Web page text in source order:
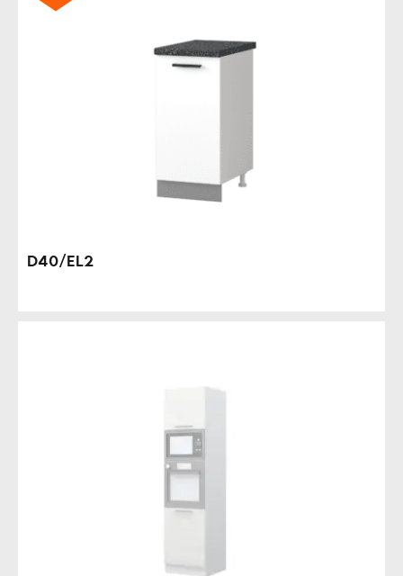
D40/EL2